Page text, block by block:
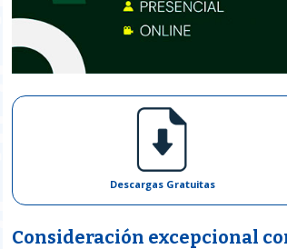
Descargas Gratuitas
Consideración excepcional